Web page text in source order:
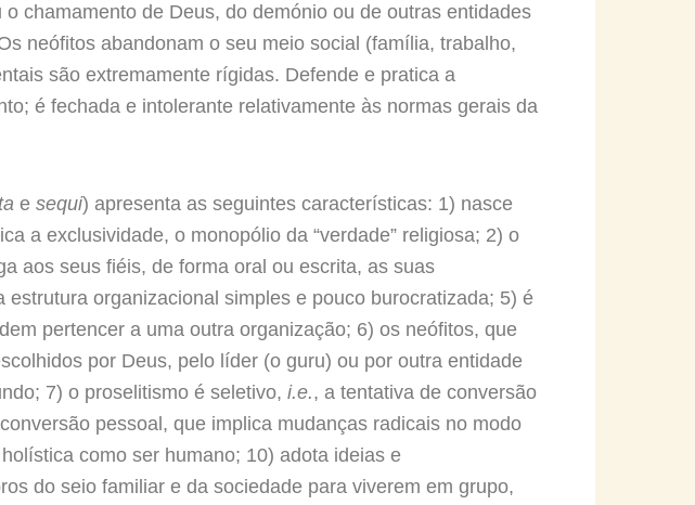
chamamento de Deus, do demónio ou de outras entidades
neófitos abandonam o seu meio social (família, trabalho,
são extremamente rígidas. Defende e pratica a
é fechada e intolerante relativamente às normas gerais da
e sequi) apresenta as seguintes características: 1) nasce
a exclusividade, o monopólio da “verdade” religiosa; 2) o
aos seus fiéis, de forma oral ou escrita, as suas
organizacional simples e pouco burocratizada; 5) é
pertencer a uma outra organização; 6) os neófitos, que
por Deus, pelo líder (o guru) ou por outra entidade
7) o proselitismo é seletivo, i.e., a tentativa de conversão
pessoal, que implica mudanças radicais no modo
como ser humano; 10) adota ideias e
do seio familiar e da sociedade para viverem em grupo,